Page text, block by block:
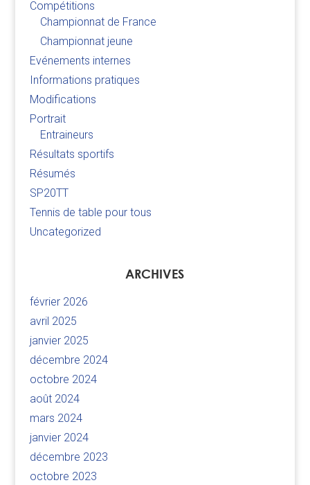
Compétitions
Championnat de France
Championnat jeune
Evénements internes
Informations pratiques
Modifications
Portrait
Entraineurs
Résultats sportifs
Résumés
SP20TT
Tennis de table pour tous
Uncategorized
ARCHIVES
février 2026
avril 2025
janvier 2025
décembre 2024
octobre 2024
août 2024
mars 2024
janvier 2024
décembre 2023
octobre 2023